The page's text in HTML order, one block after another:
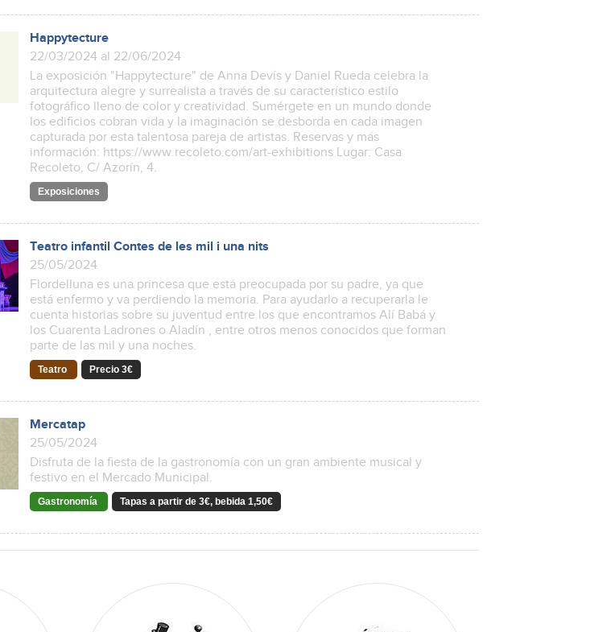
Happytecture
22/03/2024 al 22/06/2024
La exposición "Happytecture" de Anna Devís y Daniel Rueda celebra la
arquitectura alegre y surrealista a través de su característico estilo
fotográfico lleno de color y creatividad. Sumérgete en un mundo donde
los edificios cobran vida y la imaginación se desborda en cada imagen
capturada por esta talentosa pareja de artistas. Reservas y más
información: https://www.recoleto.com/art-exhibitions Lugar: Casa
Recoleto, C/ Azorín, 4.
Exposiciones
Teatro infantil Contes de les mil i una nits
25/05/2024
Flordelluna es una princesa que está preocupada por su padre, ya que
está enfermo y va perdiendo la memoria. Para ayudarlo a recuperarla le
cuenta historias sobre su juventud entre los que encontramos Alí Babá y
los Cuarenta Ladrones o Aladín , entre otros menos conocidos que forman
parte de las mil y una noches.
Teatro Precio 3€
Mercatap
25/05/2024
Disfruta de la fiesta de la gastronomía con un gran ambiente musical y
festivo en el Mercado Municipal.
Gastronomía Tapas a partir de 3€, bebida 1,50€